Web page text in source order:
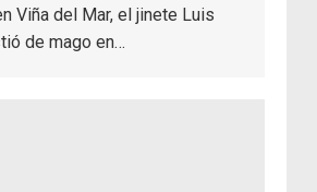
Viña del Mar, el jinete Luis
de mago en…